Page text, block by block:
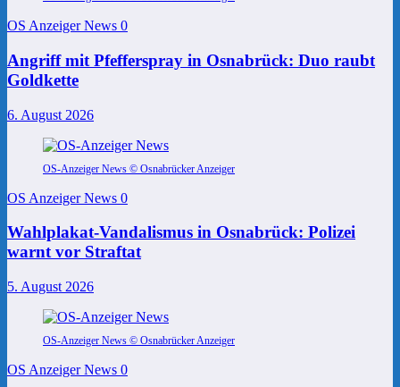
OS Anzeiger News 0
Angriff mit Pfefferspray in Osnabrück: Duo raubt
Goldkette
6. August 2026
OS-Anzeiger News © Osnabrücker Anzeiger
OS Anzeiger News 0
Wahlplakat-Vandalismus in Osnabrück: Polizei
warnt vor Straftat
5. August 2026
OS-Anzeiger News © Osnabrücker Anzeiger
OS Anzeiger News 0